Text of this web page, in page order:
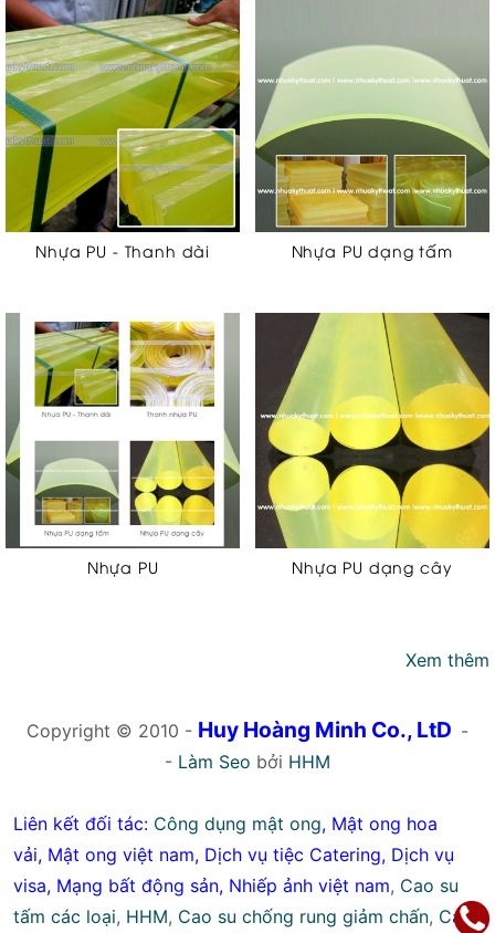
Nhựa PU - Thanh dài Nhựa PU dạng tấm
Nhựa PU Nhựa PU dạng cây
Xem thêm
Copyright © 2010 - Huy Hoàng Minh Co., LtD -
- Làm Seo bởi HHM
Liên kết đối tác: Công dụng mật ong, Mật ong hoa
vải, Mật ong việt nam, Dịch vụ tiệc Catering, Dịch vụ
visa, Mạng bất động sản, Nhiếp ảnh việt nam, Cao su
tấm các loại, HHM, Cao su chống rung giảm chấn, Cao